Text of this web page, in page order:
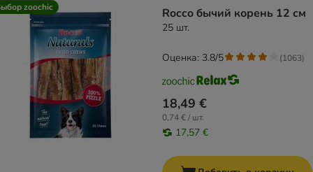
zoochic Rocco бычий корень 12 см
25 шт.
18,49 €
0,74 € / шт.
17,57 €
Оценка: 3.8/5 (1063)